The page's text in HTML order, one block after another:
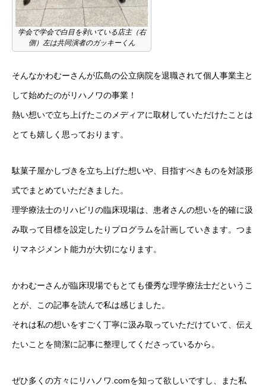
学会で学会で白目を剥いている店主（右
側）左は共同演者のガッキーくん
そんなかわむーさんが広島の公立病院を退職されて個人事業主と
して始めたのがリハノワの事業！
熱い想いで立ち上げたこのメディアに取材していただけたことは
とても嬉しく思っております。
駄菓子屋かしづきを立ち上げた想いや、目指すべきものを対談形
式でまとめていただきました。
理学療法士のリハビリの臨床現場は、患者さんの想いを的確に汲
み取って目標を設定したりプログラムを計画していきます。つま
りマネジメント能力が大切になります。
かわむーさんが臨床現場でもとても優秀な理学療法士だというこ
とが、この記事を読んで私は感じました。
それは私の想いをすごく丁寧に汲み取っていただけていて、伝え
たいことを簡潔に記事に整理してくださっているから。
ぜひ多くの方々にリハノワ.comを知って欲しいですし、また私